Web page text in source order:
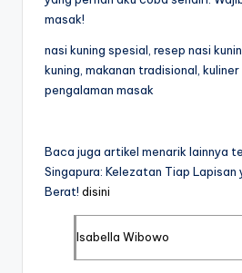
masak!
nasi kuning spesial, resep nasi
kuning, makanan tradisional, kuliner
pengalaman masak
Baca juga artikel menarik lainnya
Singapura: Kelezatan Tiap Lapisan
Berat! disini
Isabella Wibowo